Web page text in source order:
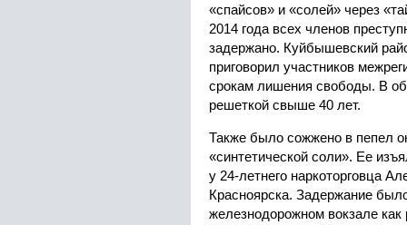
«спайсов» и «солей» через
2014 года всех членов
задержано. Куйбышевский
приговорил участников
срокам лишения свободы. В
решеткой свыше 40 лет.
Также было сожжено в пепел
«синтетической соли». Ее
у 24-летнего наркоторговца
Красноярска. Задержание
железнодорожном вокзале